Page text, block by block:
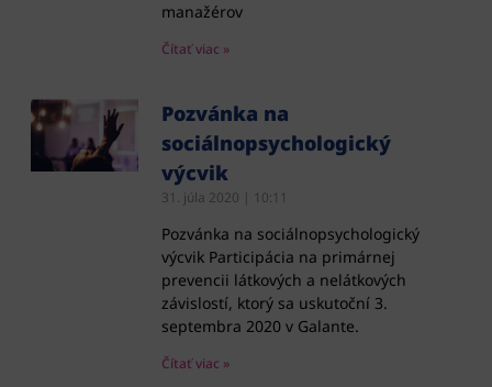
manažérov
Čítať viac »
Pozvánka na
sociálnopsychologický
výcvik
31. júla 2020 10:11
Pozvánka na sociálnopsychologický
výcvik Participácia na primárnej
prevencii látkových a nelátkových
závislostí, ktorý sa uskutoční 3.
septembra 2020 v Galante.
Čítať viac »